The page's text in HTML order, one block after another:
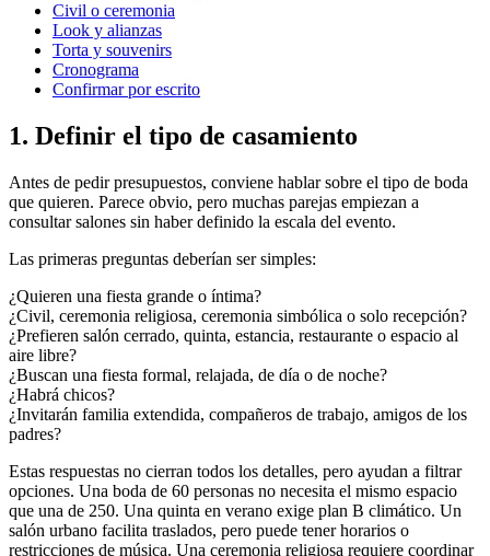
Civil o ceremonia
Look y alianzas
Torta y souvenirs
Cronograma
Confirmar por escrito
1. Definir el tipo de casamiento
Antes de pedir presupuestos, conviene hablar sobre el tipo de boda
que quieren. Parece obvio, pero muchas parejas empiezan a
consultar salones sin haber definido la escala del evento.
Las primeras preguntas deberían ser simples:
¿Quieren una fiesta grande o íntima?
¿Civil, ceremonia religiosa, ceremonia simbólica o solo recepción?
¿Prefieren salón cerrado, quinta, estancia, restaurante o espacio al
aire libre?
¿Buscan una fiesta formal, relajada, de día o de noche?
¿Habrá chicos?
¿Invitarán familia extendida, compañeros de trabajo, amigos de los
padres?
Estas respuestas no cierran todos los detalles, pero ayudan a filtrar
opciones. Una boda de 60 personas no necesita el mismo espacio
que una de 250. Una quinta en verano exige plan B climático. Un
salón urbano facilita traslados, pero puede tener horarios o
restricciones de música. Una ceremonia religiosa requiere coordinar